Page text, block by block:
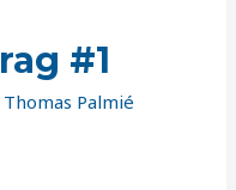
#1
Thomas Palmié